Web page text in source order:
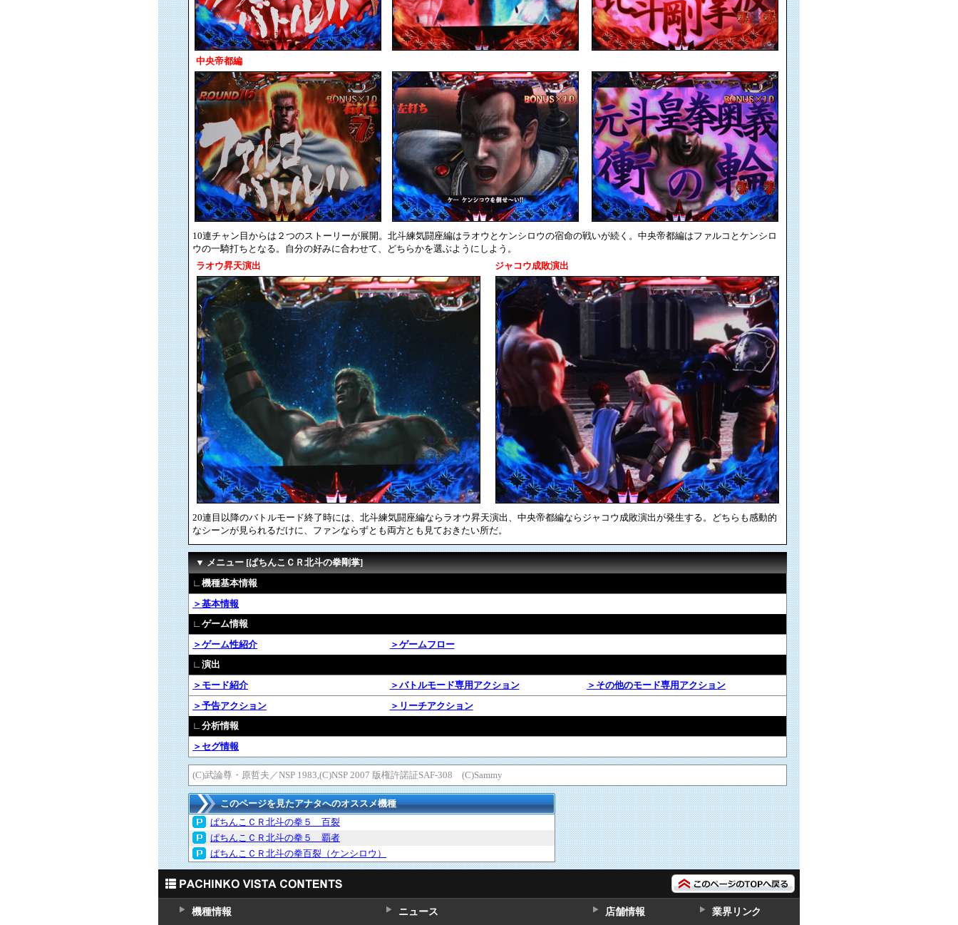
中央帝都編
10連チャン目からは２つのストーリーが展開。北斗練気闘座編はラオウとケンシロウの宿命の戦いが続く。中央帝都編はファルコとケンシロ
ウの一騎打ちとなる。自分の好みに合わせて、どちらかを選ぶようにしよう。
ラオウ昇天演出
ジャコウ成敗演出
20連目以降のバトルモード終了時には、北斗練気闘座編ならラオウ昇天演出、中央帝都編ならジャコウ成敗演出が発生する。どちらも感動的
なシーンが見られるだけに、ファンならずとも両方とも見ておきたい所だ。
▼ メニュー [ぱちんこＣＲ北斗の拳剛掌]
∟機種基本情報
＞基本情報
∟ゲーム情報
＞ゲーム性紹介
＞ゲームフロー
∟演出
＞モード紹介
＞バトルモード専用アクション
＞その他のモード専用アクション
＞予告アクション
＞リーチアクション
∟分析情報
＞セグ情報
(C)武論尊・原哲夫／NSP 1983,(C)NSP 2007 版権許諾証SAF-308 (C)Sammy
このページを見たアナタへのオススメ機種
ぱちんこＣＲ北斗の拳５ 百裂
ぱちんこＣＲ北斗の拳５ 覇者
ぱちんこＣＲ北斗の拳百裂（ケンシロウ）
機種情報 ニュース 店舗情報 業界リンク